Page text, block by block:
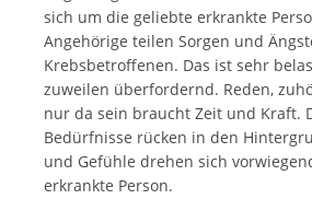
sich um die geliebte erkrankte
Angehörige teilen Sorgen und
Krebsbetroffenen. Das ist sehr
zuweilen überfordernd. Reden,
nur da sein braucht Zeit und Kraft.
Bedürfnisse rücken in den
und Gefühle drehen sich
erkrankte Person.